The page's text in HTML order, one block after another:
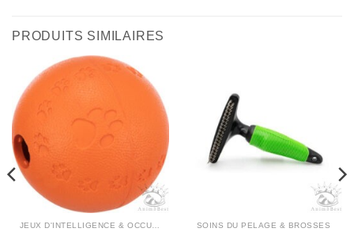
PRODUITS SIMILAIRES
SOINS DU PELAGE & BROSSES